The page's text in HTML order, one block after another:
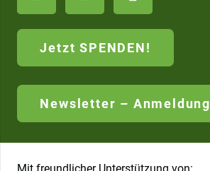
Jetzt SPENDEN!
Newsletter – Anmeldung